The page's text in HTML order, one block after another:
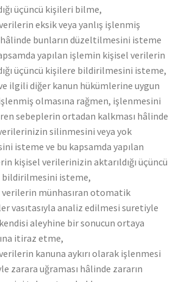
üçüncü kişileri bilme,
eksik veya yanlış işlenmiş
bunların düzeltilmesini isteme
yapılan işlemin kişisel verilerin
üçüncü kişilere bildirilmesini isteme,
ilgili diğer kanun hükümlerine uygun
olmasına rağmen, işlenmesini
sebeplerin ortadan kalkması hâlinde
silinmesini veya yok
isteme ve bu kapsamda yapılan
kişisel verilerinizin aktarıldığı üçüncü
bildirilmesini isteme,
verilerin münhasıran otomatik
vasıtasıyla analiz edilmesi suretiyle
aleyhine bir sonucun ortaya
itiraz etme,
kanuna aykırı olarak işlenmesi
zarara uğraması hâlinde zararın